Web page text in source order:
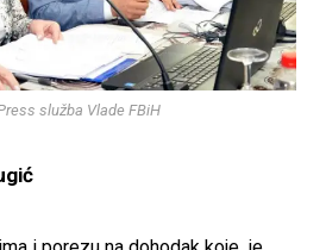
služba Vlade FBiH